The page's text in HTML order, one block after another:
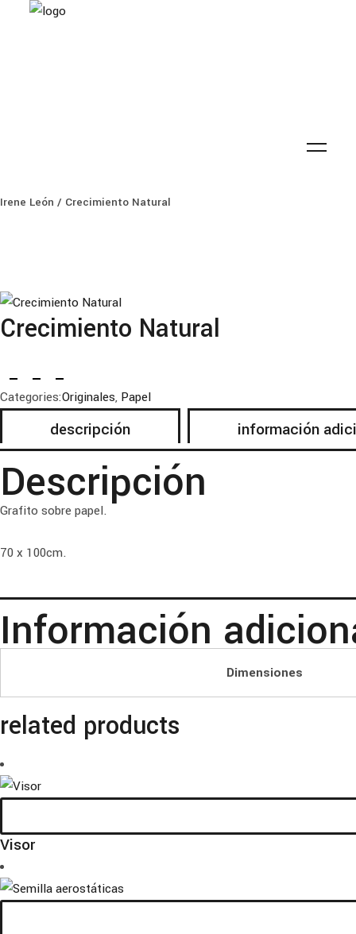
Irene León / Crecimiento Natural
Crecimiento Natural
Categories:Originales, Papel
descripción información
Descripción
Grafito sobre papel.
70 x 100cm.
Información
Dimensiones
related products
Visor